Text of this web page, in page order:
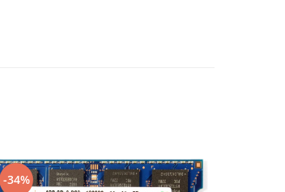
-34%